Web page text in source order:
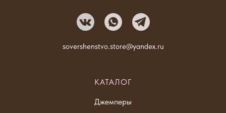
КАТАЛОГ
Джемперы
sovershenstvo.store@yandex.ru